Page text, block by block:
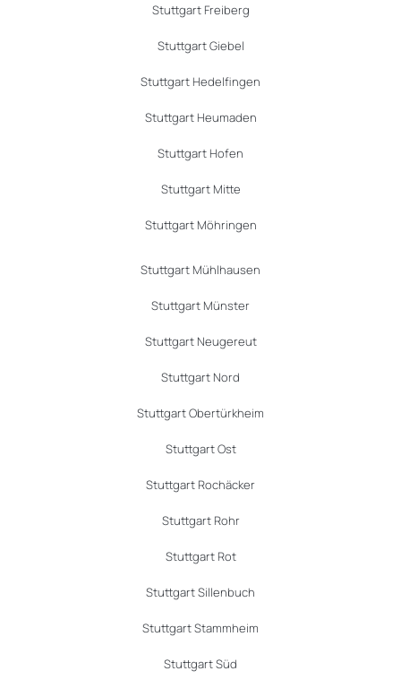
Stuttgart Freiberg
Stuttgart Giebel
Stuttgart Hedelfingen
Stuttgart Heumaden
Stuttgart Hofen
Stuttgart Mitte
Stuttgart Möhringen
Stuttgart Mühlhausen
Stuttgart Münster
Stuttgart Neugereut
Stuttgart Nord
Stuttgart Obertürkheim
Stuttgart Ost
Stuttgart Rochäcker
Stuttgart Rohr
Stuttgart Rot
Stuttgart Sillenbuch
Stuttgart Stammheim
Stuttgart Süd